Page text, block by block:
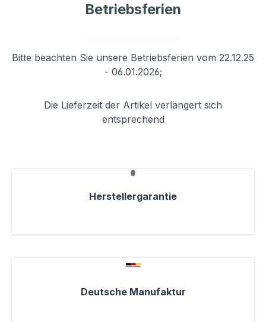
Betriebsferien
Bitte beachten Sie unsere Betriebsferien vom 22.12.25
- 06.01.2026;
Die Lieferzeit der Artikel verlängert sich
entsprechend
Herstellergarantie
Deutsche Manufaktur